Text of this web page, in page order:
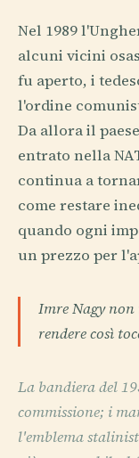
Nel 1989
alcuni vicini
fu aperto, i
l'ordine
Da allora il
entrato nella
continua a
come restare
quando ogni
un prezzo per
Imre Nagy non
rendere così
La bandiera del
commissione; i
l'emblema